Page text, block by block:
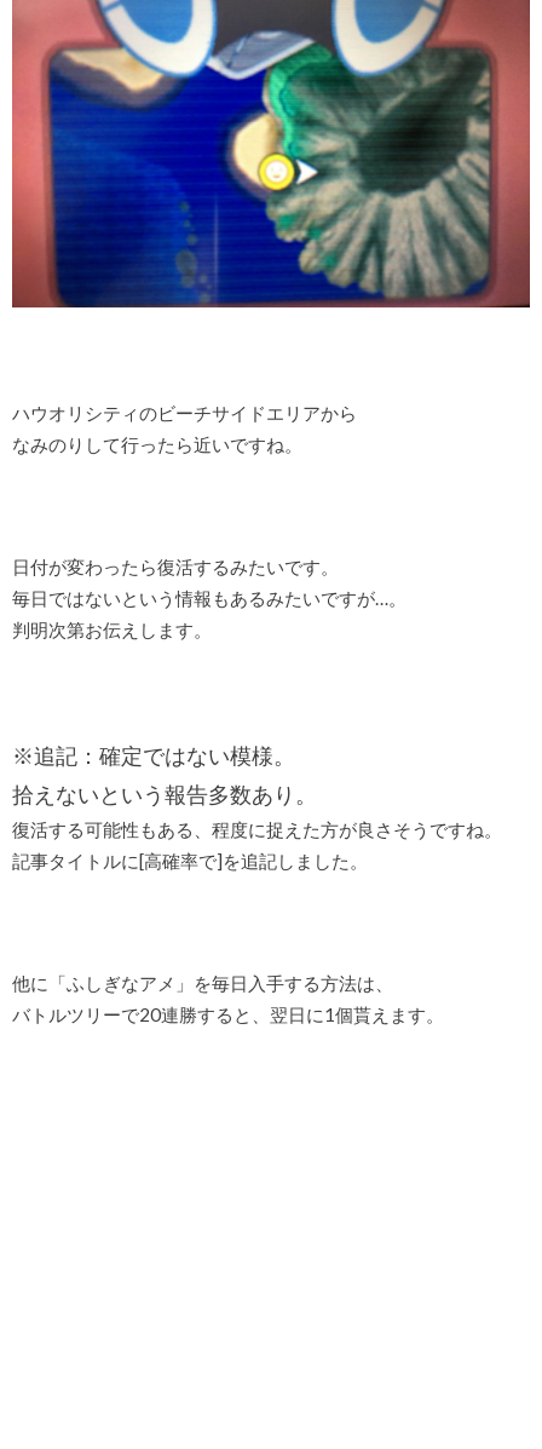
ハウオリシティのビーチサイドエリアから
なみのりして行ったら近いですね。
日付が変わったら復活するみたいです。
毎日ではないという情報もあるみたいですが…。
判明次第お伝えします。
※追記：確定ではない模様。
拾えないという報告多数あり。
復活する可能性もある、程度に捉えた方が良さそうですね。
記事タイトルに[高確率で]を追記しました。
他に「ふしぎなアメ」を毎日入手する方法は、
バトルツリーで20連勝すると、翌日に1個貰えます。